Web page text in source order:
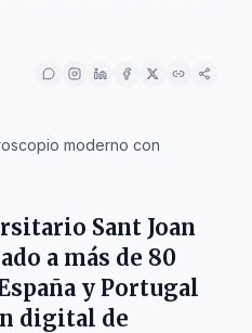
moderno con
Sant Joan
a más de 80
y Portugal
digital de